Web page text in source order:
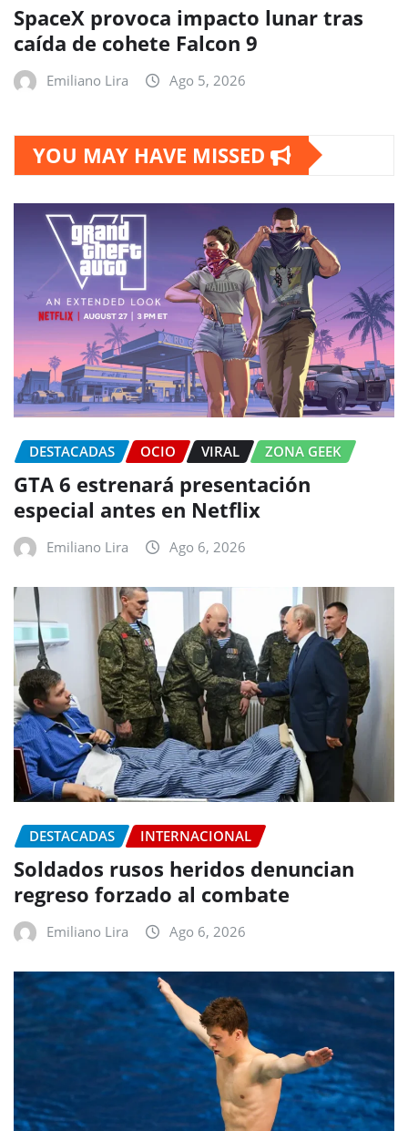
SpaceX provoca impacto lunar tras
caída de cohete Falcon 9
Emiliano Lira Ago 5, 2026
YOU MAY HAVE MISSED
DESTACADAS OCIO VIRAL ZONA GEEK
GTA 6 estrenará presentación
especial antes en Netflix
Emiliano Lira Ago 6, 2026
DESTACADAS INTERNACIONAL
Soldados rusos heridos denuncian
regreso forzado al combate
Emiliano Lira Ago 6, 2026